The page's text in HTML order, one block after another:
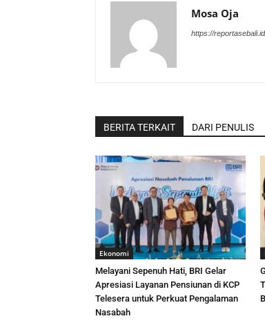
Mosa Oja
https://
BERITA TERKAIT DARI PENULIS
Ekonomi
Melayani Sepenuh Hati, BRI Gelar
Apresiasi Layanan Pensiunan di KCP
Telesera untuk Perkuat Pengalaman
Nasabah